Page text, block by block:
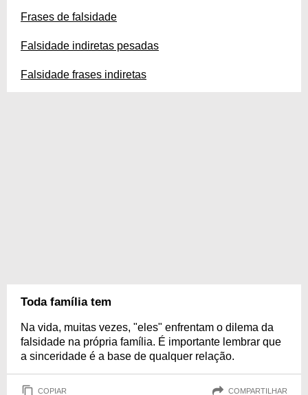
Frases de falsidade
Falsidade indiretas pesadas
Falsidade frases indiretas
Toda família tem
Na vida, muitas vezes, "eles" enfrentam o dilema da
falsidade na própria família. É importante lembrar que
a sinceridade é a base de qualquer relação.
COPIAR COMPARTILHAR